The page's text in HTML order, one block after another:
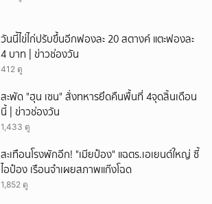
วันนี้ไข่ไก่ปรับขึ้นอีกฟองละ 20 สตางค์ แตะฟองละ
4 บาท | ข่าวช่องวัน
412 ดู
สะพัด "ฮุน เซน" สั่งทหารยึดคืนพื้นที่ 4จุดสิ้นเดือน
นี้ | ข่าวช่องวัน
1,433 ดู
สะเทือนโรงพักอีก! "เมียป๋อง" แฉตร.เอเยนต์ใหญ่ ซี้
ไอป๋อง เรือนจำเผยสภาพแก๊งโฉด
1,852 ดู